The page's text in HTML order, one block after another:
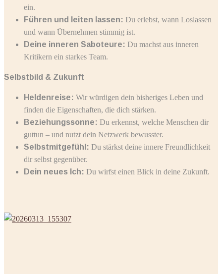
ein.
Führen und leiten lassen: Du erlebst, wann Loslassen
und wann Übernehmen stimmig ist.
Deine inneren Saboteure: Du machst aus inneren
Kritikern ein starkes Team.
Selbstbild & Zukunft
Heldenreise: Wir würdigen dein bisheriges Leben und
finden die Eigenschaften, die dich stärken.
Beziehungssonne: Du erkennst, welche Menschen dir
guttun – und nutzt dein Netzwerk bewusster.
Selbstmitgefühl: Du stärkst deine innere Freundlichkeit
dir selbst gegenüber.
Dein neues Ich: Du wirfst einen Blick in deine Zukunft.